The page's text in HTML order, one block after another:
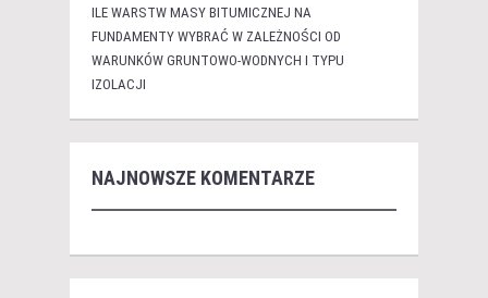
ILE WARSTW MASY BITUMICZNEJ NA
FUNDAMENTY WYBRAĆ W ZALEŻNOŚCI OD
WARUNKÓW GRUNTOWO-WODNYCH I TYPU
IZOLACJI
NAJNOWSZE KOMENTARZE